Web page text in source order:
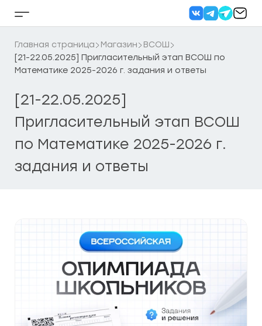
Кнопка
бокового
меню
Главная страница Магазин
ВСОШ
[21-22.05.2025] Пригласительный этап ВСОШ по
Математике 2025-2026 г. задания и ответы
[21-22.05.2025]
Пригласительный этап ВСОШ
по Математике 2025-2026 г.
задания и ответы